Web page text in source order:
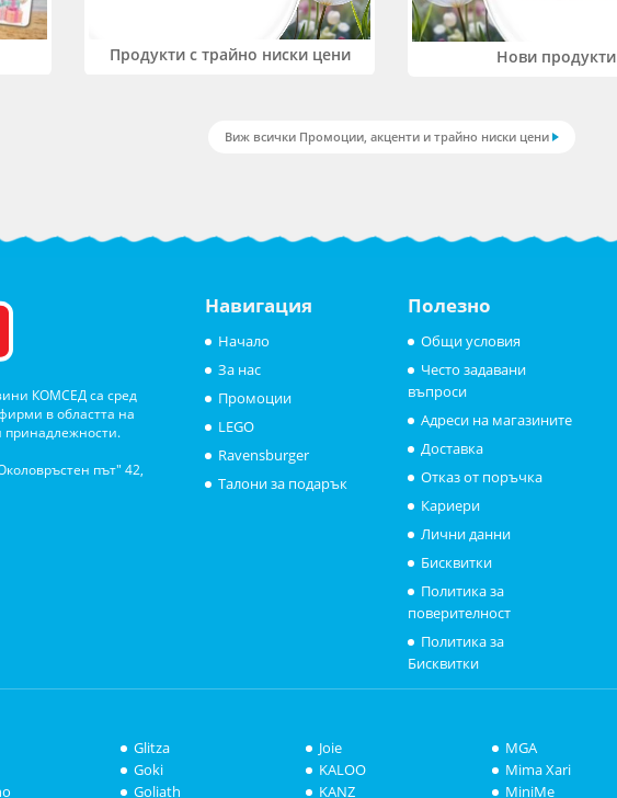
Продукти с трайно ниски цени Нови продукти
Виж всички Промоции, акценти и трайно ниски цени
КОМСЕД са сред
в областта на
принадлежности.
път" 42,
Навигация
Начало
За нас
Промоции
LEGO
Ravensburger
Талони за подарък
Полезно
Общи условия
Често задавани
въпроси
Адреси на магазините
Доставка
Отказ от поръчка
Кариери
Лични данни
Бисквитки
Политика за
поверителност
Политика за
Бисквитки
Glitza
Goki
Goliath
Joie
KALOO
KANZ
MGA
Mima Xari
MiniMe